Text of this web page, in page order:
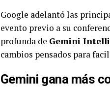
Google adelantó las
evento previo a su
profunda de Gemini
cambios pensados para
Gemini gana más